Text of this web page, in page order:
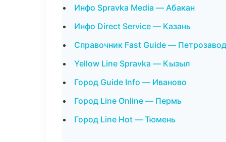
Инфо Spravka Media — Абакан
Инфо Direct Service — Казань
Справочник Fast Guide —
Yellow Line Spravka — Кызыл
Город Guide Info — Иваново
Город Line Online — Пермь
Город Line Hot — Тюмень